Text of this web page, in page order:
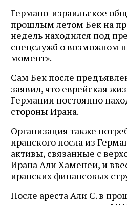
Германо-израильское
прошлым летом Бек на
недель находился под
спецслужб о возможном
момент».
Сам Бек после
заявил, что еврейская
Германии постоянно
стороны Ирана.
Организация также
иранского посла из
активы, связанные с
Ирана Али Хаменеи, и
иранских финансовых
После ареста Али С. в